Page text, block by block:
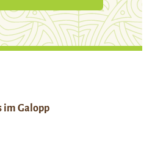
im Galopp